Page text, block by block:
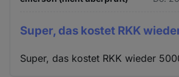
Super, das kostet RKK
Super, das kostet RKK wieder